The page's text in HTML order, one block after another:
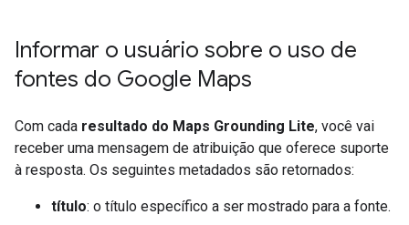
Informar o usuário sobre o uso de
fontes do Google Maps
Com cada resultado do Maps Grounding Lite, você vai
receber uma mensagem de atribuição que oferece suporte
à resposta. Os seguintes metadados são retornados:
título: o título específico a ser mostrado para a fonte.